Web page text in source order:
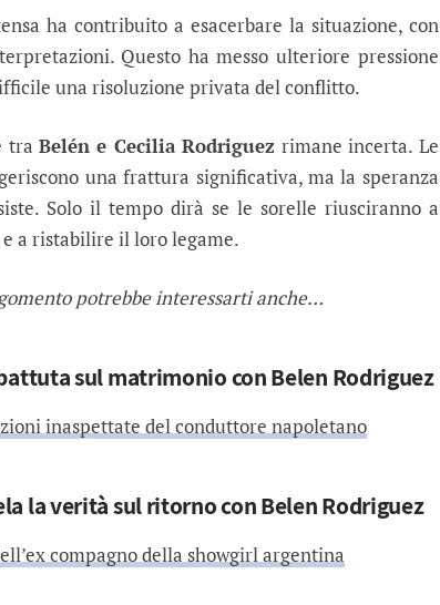
ha contribuito a esacerbare la situazione, con
Questo ha messo ulteriore pressione
una risoluzione privata del conflitto.
traBelén e Cecilia Rodriguezrimane incerta. Le
una frattura significativa, ma la speranza
Solo il tempo dirà se le sorelle riusciranno a
a ristabilire il loro legame.
potrebbe interessarti anche…
sul matrimonio con Belen Rodriguez
inaspettate del conduttore napoletano
la verità sul ritorno con Belen Rodriguez
compagno della showgirl argentina